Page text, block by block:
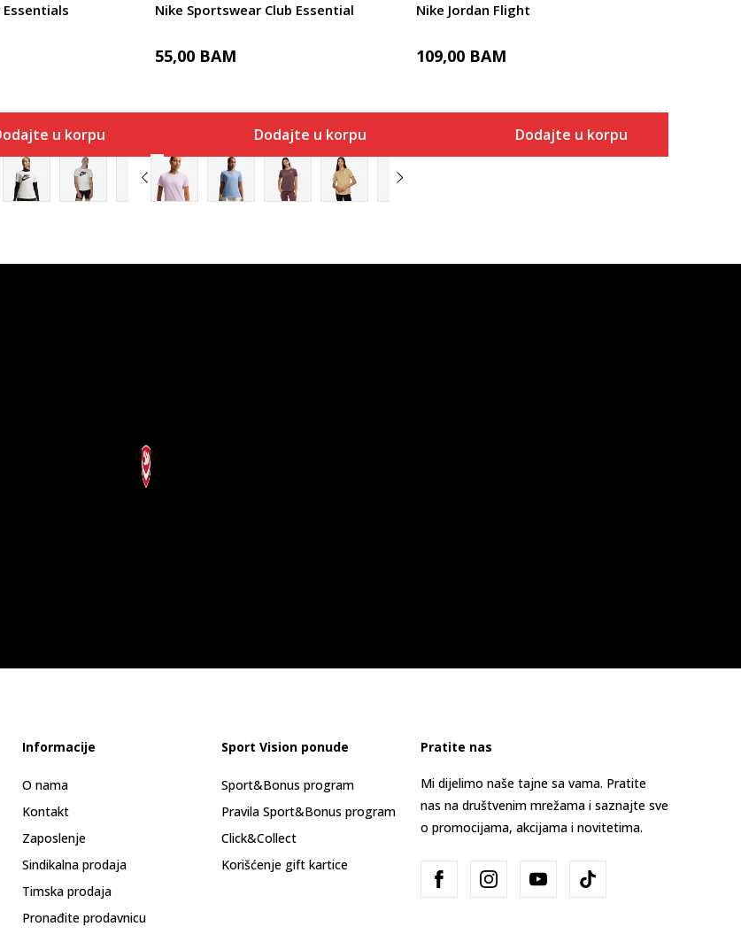
u korpu
Nike Sportswear Club Essential
55,00 BAM
Dodajte u korpu
Nike Jordan Flight
109,00 BAM
Dodajte u korpu
Informacije
O nama
Kontakt
Zaposlenje
Sindikalna prodaja
Timska prodaja
Pronađite prodavnicu
Sport Vision ponude
Sport&Bonus program
Pravila Sport&Bonus program
Click&Collect
Korišćenje gift kartice
Pratite nas
Mi dijelimo naše tajne sa vama. Pratite
nas na društvenim mrežama i saznajte sve
o promocijama, akcijama i novitetima.